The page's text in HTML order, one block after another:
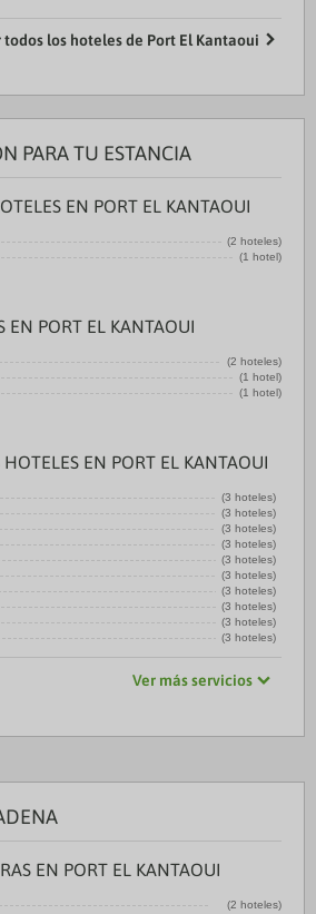
todos los hoteles de Port El Kantaoui
PARA TU ESTANCIA
EN PORT EL KANTAOUI
(2 hoteles)
(1 hotel)
EN PORT EL KANTAOUI
(2 hoteles)
(1 hotel)
(1 hotel)
EN PORT EL KANTAOUI
(3 hoteles)
(3 hoteles)
(3 hoteles)
(3 hoteles)
(3 hoteles)
(3 hoteles)
(3 hoteles)
(3 hoteles)
(3 hoteles)
(3 hoteles)
Ver más servicios
EN PORT EL KANTAOUI
(2 hoteles)